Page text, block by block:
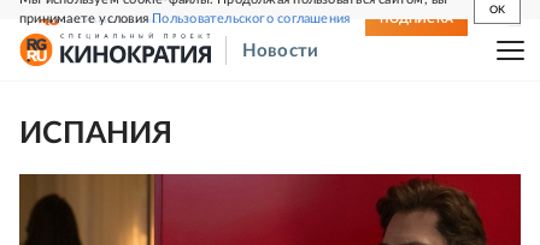
принимаете условияПользовательского соглашения
OK
СВЕЖИЙ НОМЕР ПОДПИСКА
Новости
ИСПАНИЯ